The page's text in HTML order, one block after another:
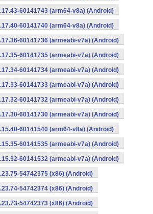
60141743 (arm64-v8a) (Android)
60141740 (arm64-v8a) (Android)
60141736 (armeabi-v7a) (Android)
60141735 (armeabi-v7a) (Android)
60141734 (armeabi-v7a) (Android)
60141733 (armeabi-v7a) (Android)
60141732 (armeabi-v7a) (Android)
60141730 (armeabi-v7a) (Android)
60141540 (arm64-v8a) (Android)
60141535 (armeabi-v7a) (Android)
60141532 (armeabi-v7a) (Android)
54742375 (x86) (Android)
54742374 (x86) (Android)
54742373 (x86) (Android)